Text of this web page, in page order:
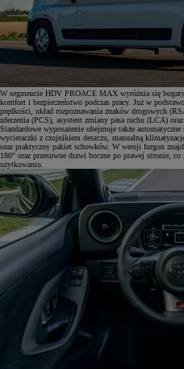
W segmencie HDV PROACE MAX wyróżnia się
komfort i bezpieczeństwo podczas pracy. Już w
prędkości, układ rozpoznawania znaków drogowych
zderzenia (PCS), asystent zmiany pasa ruchu (LCA)
Standardowe wyposażenie obejmuje także
wycieraczki z czujnikiem deszczu, manualną
oraz praktyczny pakiet schowków. W wersji furgon
180° oraz przesuwne drzwi boczne po prawej stronie,
użytkowaniu.